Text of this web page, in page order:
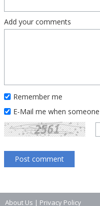
Add your comments
Remember me
E-Mail me when
About Us | Privacy Policy